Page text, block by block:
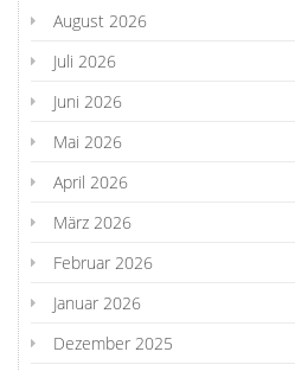
August 2026
Juli 2026
Juni 2026
Mai 2026
April 2026
März 2026
Februar 2026
Januar 2026
Dezember 2025